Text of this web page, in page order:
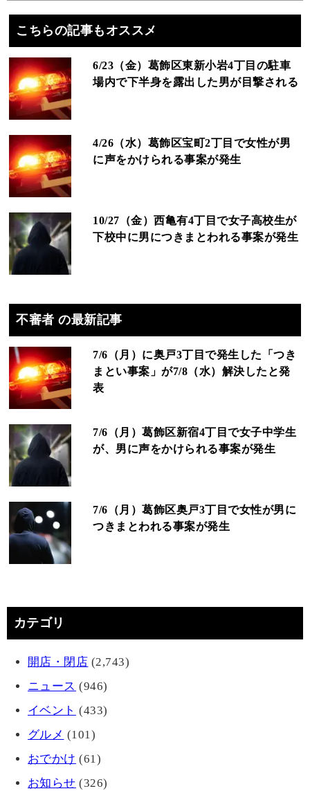
こちらの記事もオススメ
6/23（金）葛飾区東新小岩4丁目の駐車
場内で下半身を露出した男が目撃される
4/26（水）葛飾区宝町2丁目で女性が男
に声をかけられる事案が発生
10/27（金）西亀有4丁目で女子高校生が
下校中に男につきまとわれる事案が発生
不審者 の最新記事
7/6（月）に奥戸3丁目で発生した「つき
まとい事案」が7/8（水）解決したと発
表
7/6（月）葛飾区新宿4丁目で女子中学生
が、男に声をかけられる事案が発生
7/6（月）葛飾区奥戸3丁目で女性が男に
つきまとわれる事案が発生
カテゴリ
開店・閉店 (2,743)
ニュース (946)
イベント (433)
グルメ (101)
おでかけ (61)
お知らせ (326)